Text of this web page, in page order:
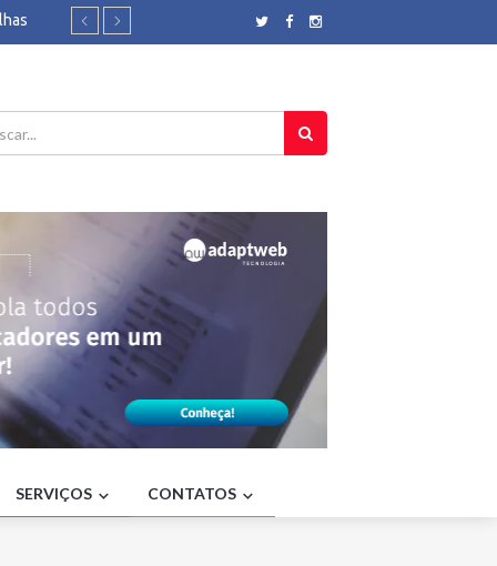
Aro e
fortes
CNN
PF a
SERVIÇOS CONTATOS